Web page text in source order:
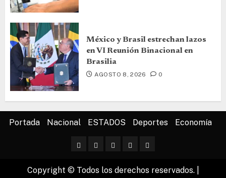
México y Brasil estrechan lazos
en VI Reunión Binacional en
Brasilia
AGOSTO 8, 2026 0
Portada Nacional ESTADOS Deportes Economía
Copyright © Todos los derechos reservados.